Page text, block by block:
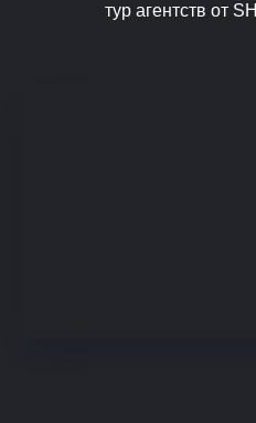
тур агентств от